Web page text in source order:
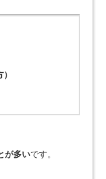
が多いです。